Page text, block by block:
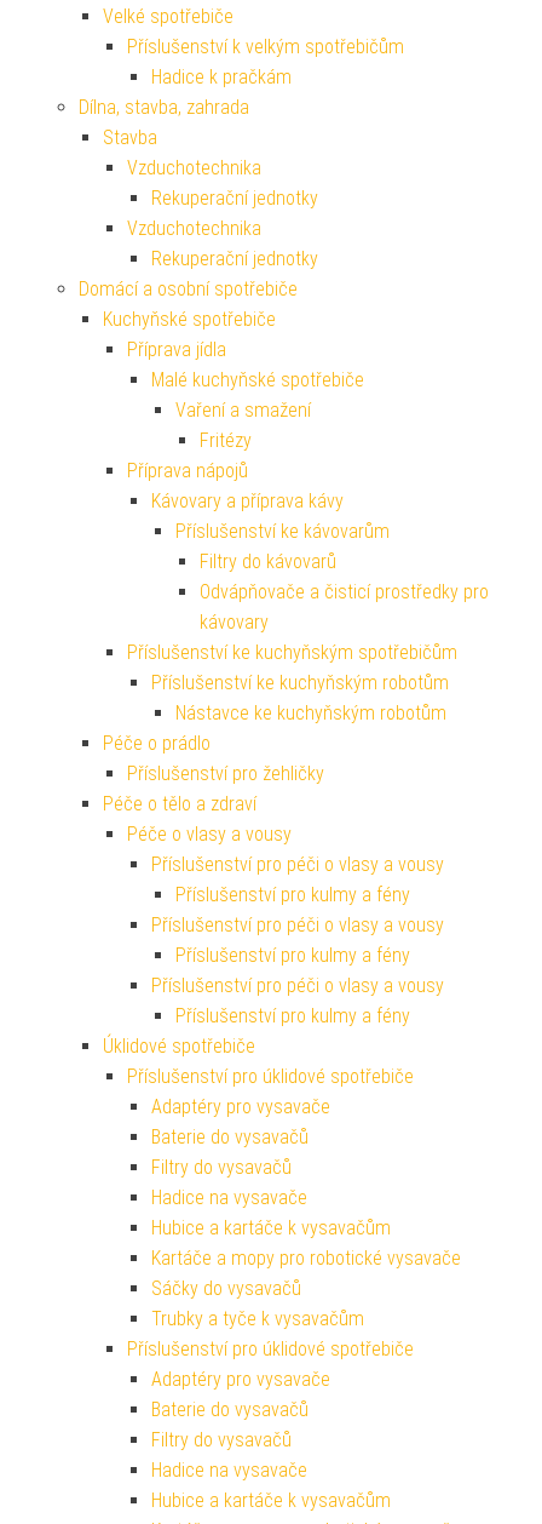
Velké spotřebiče
Příslušenství k velkým spotřebičům
Hadice k pračkám
Dílna, stavba, zahrada
Stavba
Vzduchotechnika
Rekuperační jednotky
Vzduchotechnika
Rekuperační jednotky
Domácí a osobní spotřebiče
Kuchyňské spotřebiče
Příprava jídla
Malé kuchyňské spotřebiče
Vaření a smažení
Fritézy
Příprava nápojů
Kávovary a příprava kávy
Příslušenství ke kávovarům
Filtry do kávovarů
Odvápňovače a čisticí prostředky pro
kávovary
Příslušenství ke kuchyňským spotřebičům
Příslušenství ke kuchyňským robotům
Nástavce ke kuchyňským robotům
Péče o prádlo
Příslušenství pro žehličky
Péče o tělo a zdraví
Péče o vlasy a vousy
Příslušenství pro péči o vlasy a vousy
Příslušenství pro kulmy a fény
Příslušenství pro péči o vlasy a vousy
Příslušenství pro kulmy a fény
Příslušenství pro péči o vlasy a vousy
Příslušenství pro kulmy a fény
Úklidové spotřebiče
Příslušenství pro úklidové spotřebiče
Adaptéry pro vysavače
Baterie do vysavačů
Filtry do vysavačů
Hadice na vysavače
Hubice a kartáče k vysavačům
Kartáče a mopy pro robotické vysavače
Sáčky do vysavačů
Trubky a tyče k vysavačům
Příslušenství pro úklidové spotřebiče
Adaptéry pro vysavače
Baterie do vysavačů
Filtry do vysavačů
Hadice na vysavače
Hubice a kartáče k vysavačům